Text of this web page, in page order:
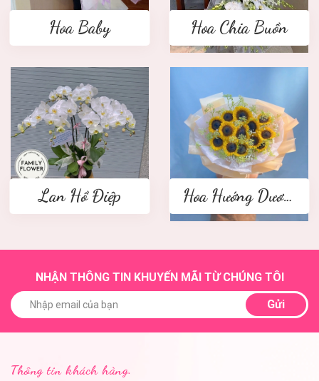
Hoa Baby Hoa Chia Buồn
Lan Hồ Điệp Hoa Hướng Dương
NHẬN THÔNG TIN KHUYẾN MÃI TỪ CHÚNG TÔI
Gửi
Thông tin khách hàng.